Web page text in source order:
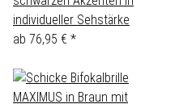
individueller Sehstärke
ab 76,95 € *